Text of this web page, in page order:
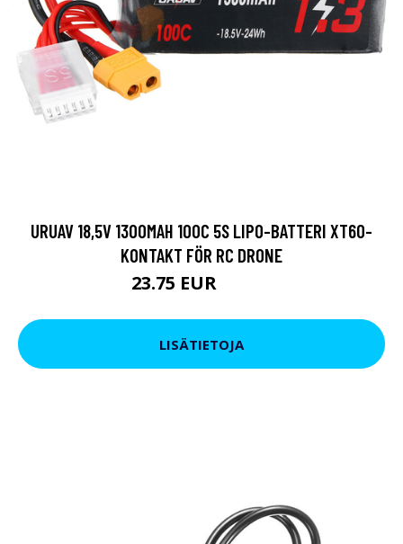
URUAV 18,5V 1300MAH 100C 5S LIPO-BATTERI XT60-
KONTAKT FÖR RC DRONE
23.75 EUR
LISÄTIETOJA